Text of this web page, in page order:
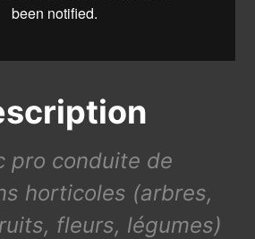
pro conduite de
horticoles (arbres,
fleurs, légumes)